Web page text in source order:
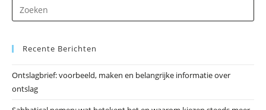
op
Recente Berichten
Ontslagbrief: voorbeeld, maken en belangrijke informatie over
ontslag